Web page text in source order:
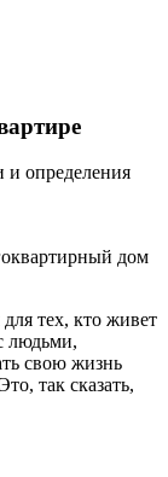
и определения
тех, кто живет
людьми,
свою жизнь
так сказать,